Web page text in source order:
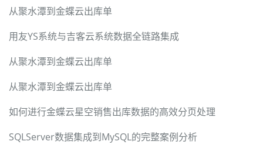
从聚水潭到金蝶云出库单
用友YS系统与吉客云系统数据全链路集成
从聚水潭到金蝶云出库单
从聚水潭到金蝶云出库单
如何进行金蝶云星空销售出库数据的高效分页处理
SQLServer数据集成到MySQL的完整案例分析